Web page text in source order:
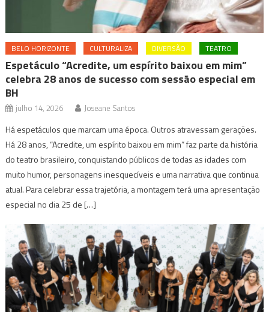
BELO HORIZONTE CULTURALIZA DIVERSÃO TEATRO
Espetáculo “Acredite, um espírito baixou em mim”
celebra 28 anos de sucesso com sessão especial em
BH
julho 14, 2026 Joseane Santos
Há espetáculos que marcam uma época. Outros atravessam gerações.
Há 28 anos, “Acredite, um espírito baixou em mim” faz parte da história
do teatro brasileiro, conquistando públicos de todas as idades com
muito humor, personagens inesquecíveis e uma narrativa que continua
atual. Para celebrar essa trajetória, a montagem terá uma apresentação
especial no dia 25 de […]